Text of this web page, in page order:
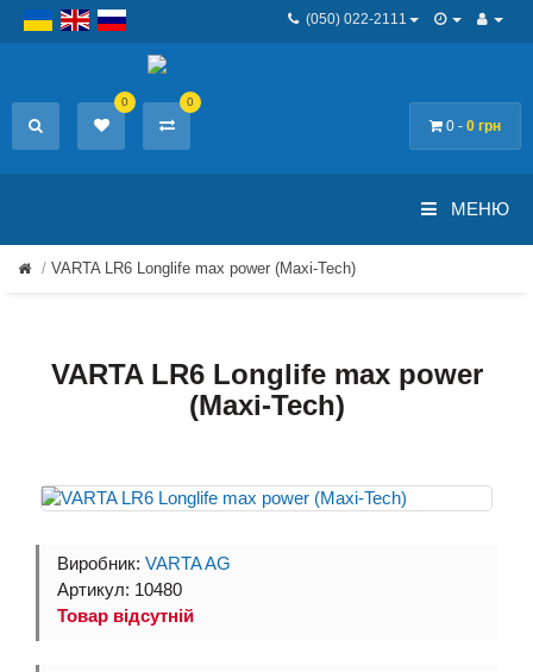
(050) 022-2111
0 - 0 грн
0 0
МЕНЮ
VARTA LR6 Longlife max power (Maxi-Tech)
VARTA LR6 Longlife max power
(Maxi-Tech)
Виробник: VARTA AG
Артикул: 10480
Товар відсутній